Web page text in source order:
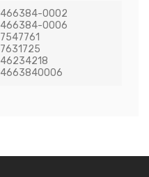
466384-0002
466384-0006
7547761
7631725
46234218
4663840006